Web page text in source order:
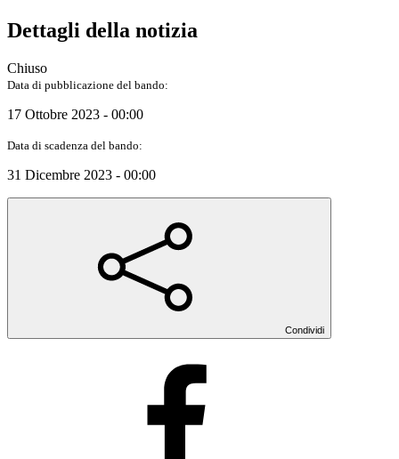
Dettagli della notizia
Chiuso
Data di pubblicazione del bando:
17 Ottobre 2023 - 00:00
Data di scadenza del bando:
31 Dicembre 2023 - 00:00
Condividi